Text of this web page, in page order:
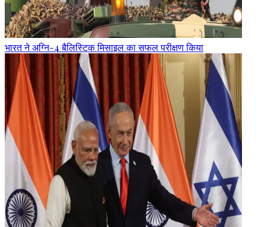
भारत ने अग्नि-4 बैलिस्टिक मिसाइल का सफल परीक्षण किया